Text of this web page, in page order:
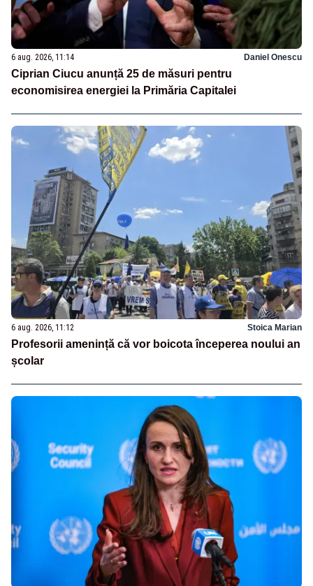
6 aug. 2026, 11:14 Daniel Onescu
Ciprian Ciucu anunță 25 de măsuri pentru
economisirea energiei la Primăria Capitalei
6 aug. 2026, 11:12 Stoica Marian
Profesorii amenință că vor boicota începerea noului an
școlar